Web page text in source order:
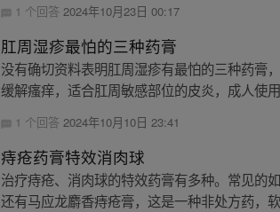
1 个回答2024年10月23日 00:17
肛周湿疹最怕的三种药膏
没有确切资料表明肛周湿疹有最怕的三种药膏
缓解瘙痒，适合肛周敏感部位的皮炎，成人使
1 个回答2024年10月10日 23:41
痔疮药膏特效消肉球
治疗痔疮、消肉球的特效药膏有多种。常见的
还有马应龙麝香痔疮膏，这是一种非处方药，